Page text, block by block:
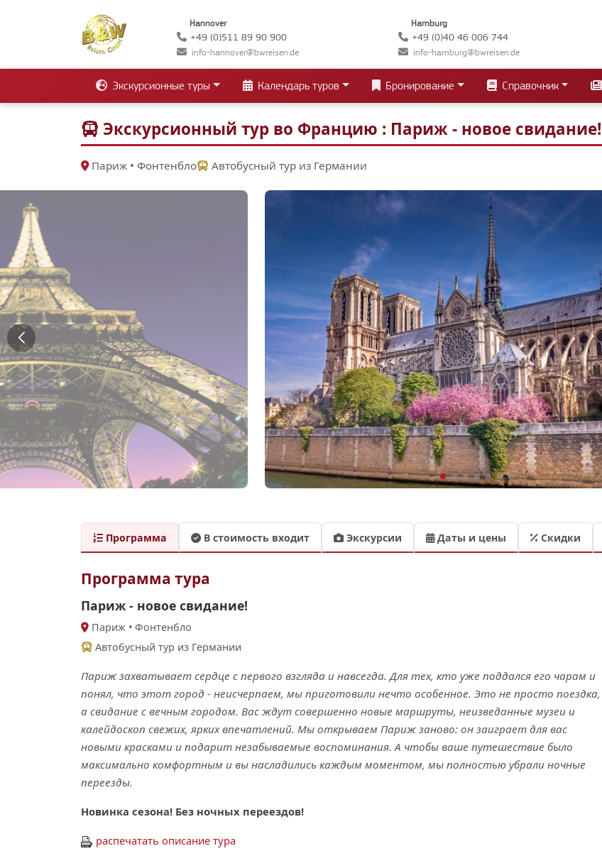
Hannover
+49 (0)511 89 90 900
info-hannover@bwreisen.de
Hamburg
+49 (0)40 46 006 744
info-hamburg@bwreisen.de
Экскурсионные туры Календарь туров Бронирование Справочник
Экскурсионный тур во Францию : Париж - новое свидание!
Париж • Фонтенбло Автобусный тур из Германии
Программа В стоимость входит Экскурсии Даты и цены Скидки
Программа тура
Париж - новое свидание!
Париж • Фонтенбло
Автобусный тур из Германии
Париж захватывает сердце с первого взгляда и навсегда. Для тех, кто уже поддался его чарам и
понял, что этот город - неисчерпаем, мы приготовили нечто особенное. Это не просто поездка,
а свидание с вечным городом. Вас ждут совершенно новые маршруты, неизведанные музеи и
калейдоскоп свежих, ярких впечатлений. Мы открываем Париж заново: он заиграет для вас
новыми красками и подарит незабываемые воспоминания. А чтобы ваше путешествие было
максимально комфортным и вы насладились каждым моментом, мы полностью убрали ночные
переезды.
Новинка сезона! Без ночных переездов!
распечатать описание тура